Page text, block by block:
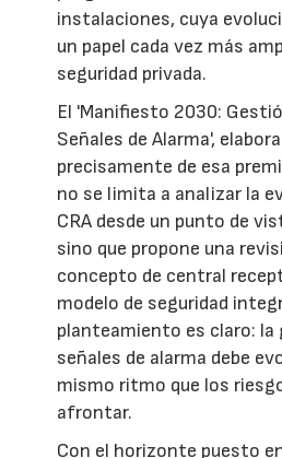
instalaciones, cuya
un papel cada vez más
seguridad privada.
El 'Manifiesto 2030:
Señales de Alarma',
precisamente de esa
no se limita a analizar la
CRA desde un punto de
sino que propone una
concepto de central
modelo de seguridad
planteamiento es claro: la
señales de alarma debe
mismo ritmo que los
afrontar.
Con el horizonte puesto